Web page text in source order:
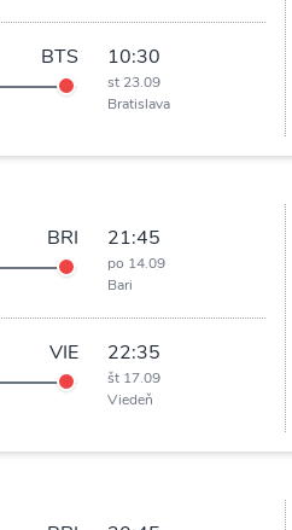
BTS 10:30
st 23.09
Bratislava
BRI 21:45
po 14.09
Bari
VIE 22:35
št 17.09
Viedeň